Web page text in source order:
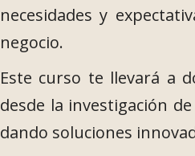
necesidades y
negocio.
Este curso te llevará a
desde la investigación
dando soluciones